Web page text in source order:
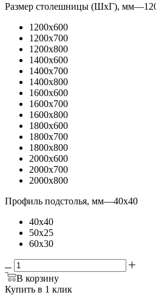
Размер столешницы (ШхГ), мм—
1200x600
1200x700
1200x800
1400x600
1400x700
1400x800
1600x600
1600x700
1600x800
1800x600
1800x700
1800x800
2000x600
2000x700
2000x800
Профиль подстолья, мм—40x40
40x40
50x25
60x30
В корзину
Купить в 1 клик